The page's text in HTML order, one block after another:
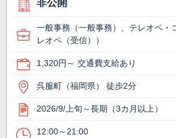
非公開
一般事務（一般事務）、テレオペ・
レオペ（受信））
1,320円～ 交通費支給あり
呉服町（福岡県） 徒歩2分
2026/9/上旬～長期（3カ月以上）
12:00～21:00